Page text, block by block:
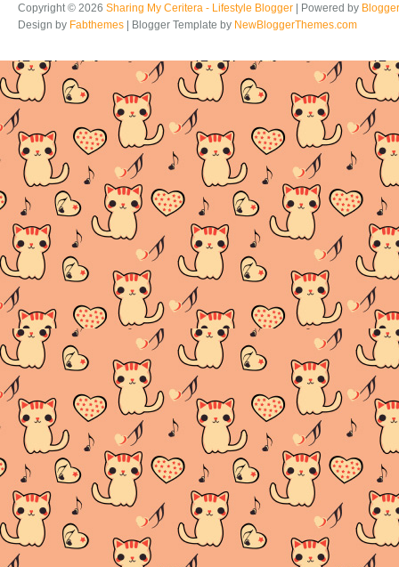
Copyright © 2026 Sharing My Ceritera - Lifestyle Blogger | Powered by Blogger
Design by Fabthemes | Blogger Template by NewBloggerThemes.com